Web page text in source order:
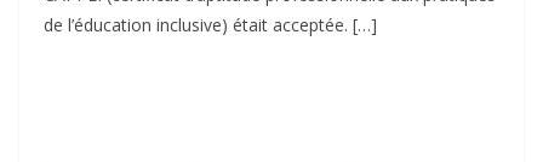
de l’éducation inclusive) était acceptée. […]